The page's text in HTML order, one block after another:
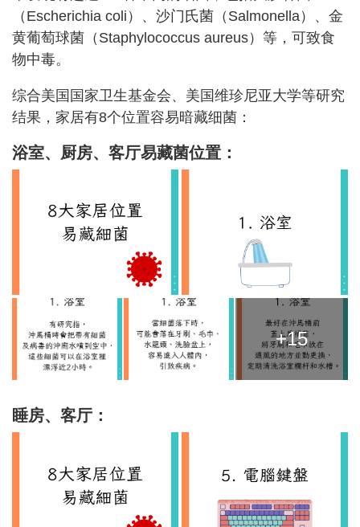
（Escherichia coli）、沙门氏菌（Salmonella）、金
黄葡萄球菌（Staphylococcus aureus）等，可致食
物中毒。
综合美国国家卫生基金会、美国维珍尼亚大学等研究
结果，家居有8个位置容易暗藏细菌：
浴室、厨房、客厅易藏菌位置 ：
+15
睡房、客厅：